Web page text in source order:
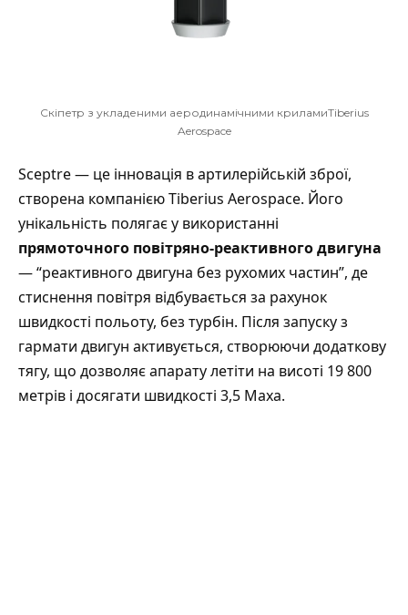
Скіпетр з укладеними аеродинамічними криламиTiberius
Aerospace
Sceptre — це інновація в артилерійській зброї,
створена компанієюTiberius Aerospace. Його
унікальність полягає у використанні
прямоточного повітряно-реактивного двигуна
— “реактивного двигуна без рухомих частин”, де
стиснення повітря відбувається за рахунок
швидкості польоту, без турбін. Після запуску з
гармати двигун активується, створюючи додаткову
тягу, що дозволяє апарату летіти на висоті 19 800
метрів і досягати швидкості 3,5 Маха.